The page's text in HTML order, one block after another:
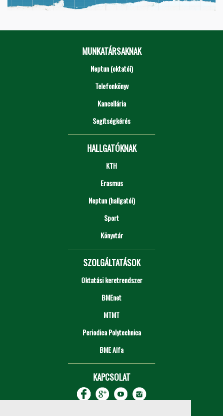
MUNKATÁRSAKNAK
Neptun (oktatói)
Telefonkönyv
Kancellária
Segítségkérés
HALLGATÓKNAK
KTH
Erasmus
Neptun (hallgatói)
Sport
Könyvtár
SZOLGÁLTATÁSOK
Oktatási keretrendszer
BMEnet
MTMT
Periodica Polytechnica
BME Alfa
KAPCSOLAT